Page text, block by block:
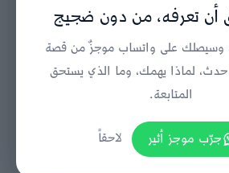
العماني يعلن تحقيق
الـ 10%
أصدر جهاز الاستثمار العماني في 2022 تقريره السنوي
أن تعرفه، من دون ضجيج
وسيصلك على واتساب موجزٌ من قصة
لماذا يهمك، وما الذي يستحق
المتابعة.
جرّب موجز أثير
لاحقاً